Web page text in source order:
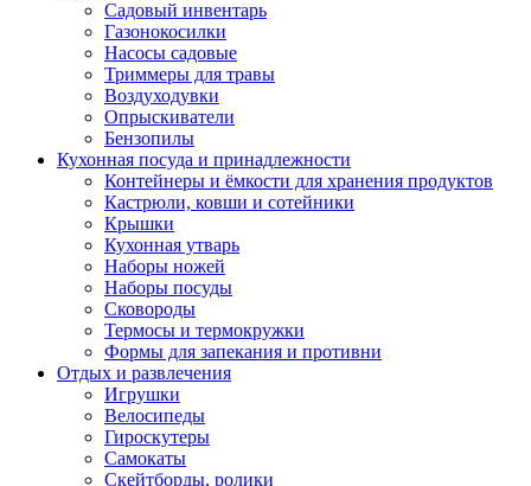
Садовый инвентарь
Газонокосилки
Насосы садовые
Триммеры для травы
Воздуходувки
Опрыскиватели
Бензопилы
Кухонная посуда и принадлежности
Контейнеры и ёмкости для хранения продуктов
Кастрюли, ковши и сотейники
Крышки
Кухонная утварь
Наборы ножей
Наборы посуды
Сковороды
Термосы и термокружки
Формы для запекания и противни
Отдых и развлечения
Игрушки
Велосипеды
Гироскутеры
Самокаты
Скейтборды, ролики